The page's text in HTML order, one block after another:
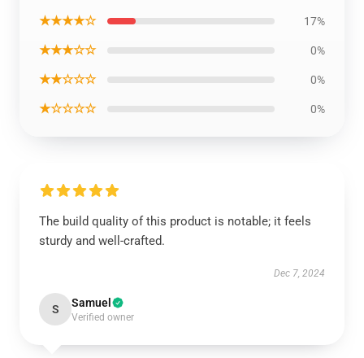
★★★★☆ 17%
★★★☆☆ 0%
★★☆☆☆ 0%
★☆☆☆☆ 0%
The build quality of this product is notable; it feels
sturdy and well-crafted.
Dec 7, 2024
S Samuel
Verified owner